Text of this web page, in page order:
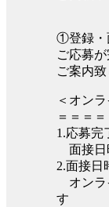
①登録・
ご応募
ご案内致
＜オン
＝＝＝＝
1.応募完
面接日
2.面接日
オンラ
す